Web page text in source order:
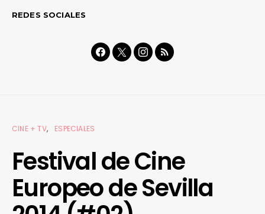
REDES SOCIALES
CINE + TV ESPECIALES
Festival de Cine
Europeo de Sevilla